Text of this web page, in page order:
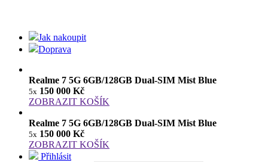
Jak nakoupit
Doprava
Realme 7 5G 6GB/128GB Dual-SIM Mist Blue
5x 150 000 Kč
ZOBRAZIT KOŠÍK
Realme 7 5G 6GB/128GB Dual-SIM Mist Blue
5x 150 000 Kč
ZOBRAZIT KOŠÍK
Přihlásit